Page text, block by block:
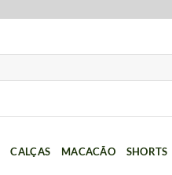
CALÇAS MACACÃO SHORTS